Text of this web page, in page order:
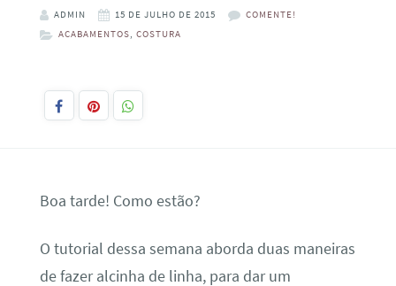
ADMIN 15 DE JULHO DE 2015
COMENTE!
ACABAMENTOS, COSTURA
Boa tarde! Como estão?
O tutorial dessa semana aborda duas maneiras
de fazer alcinha de linha, para dar um